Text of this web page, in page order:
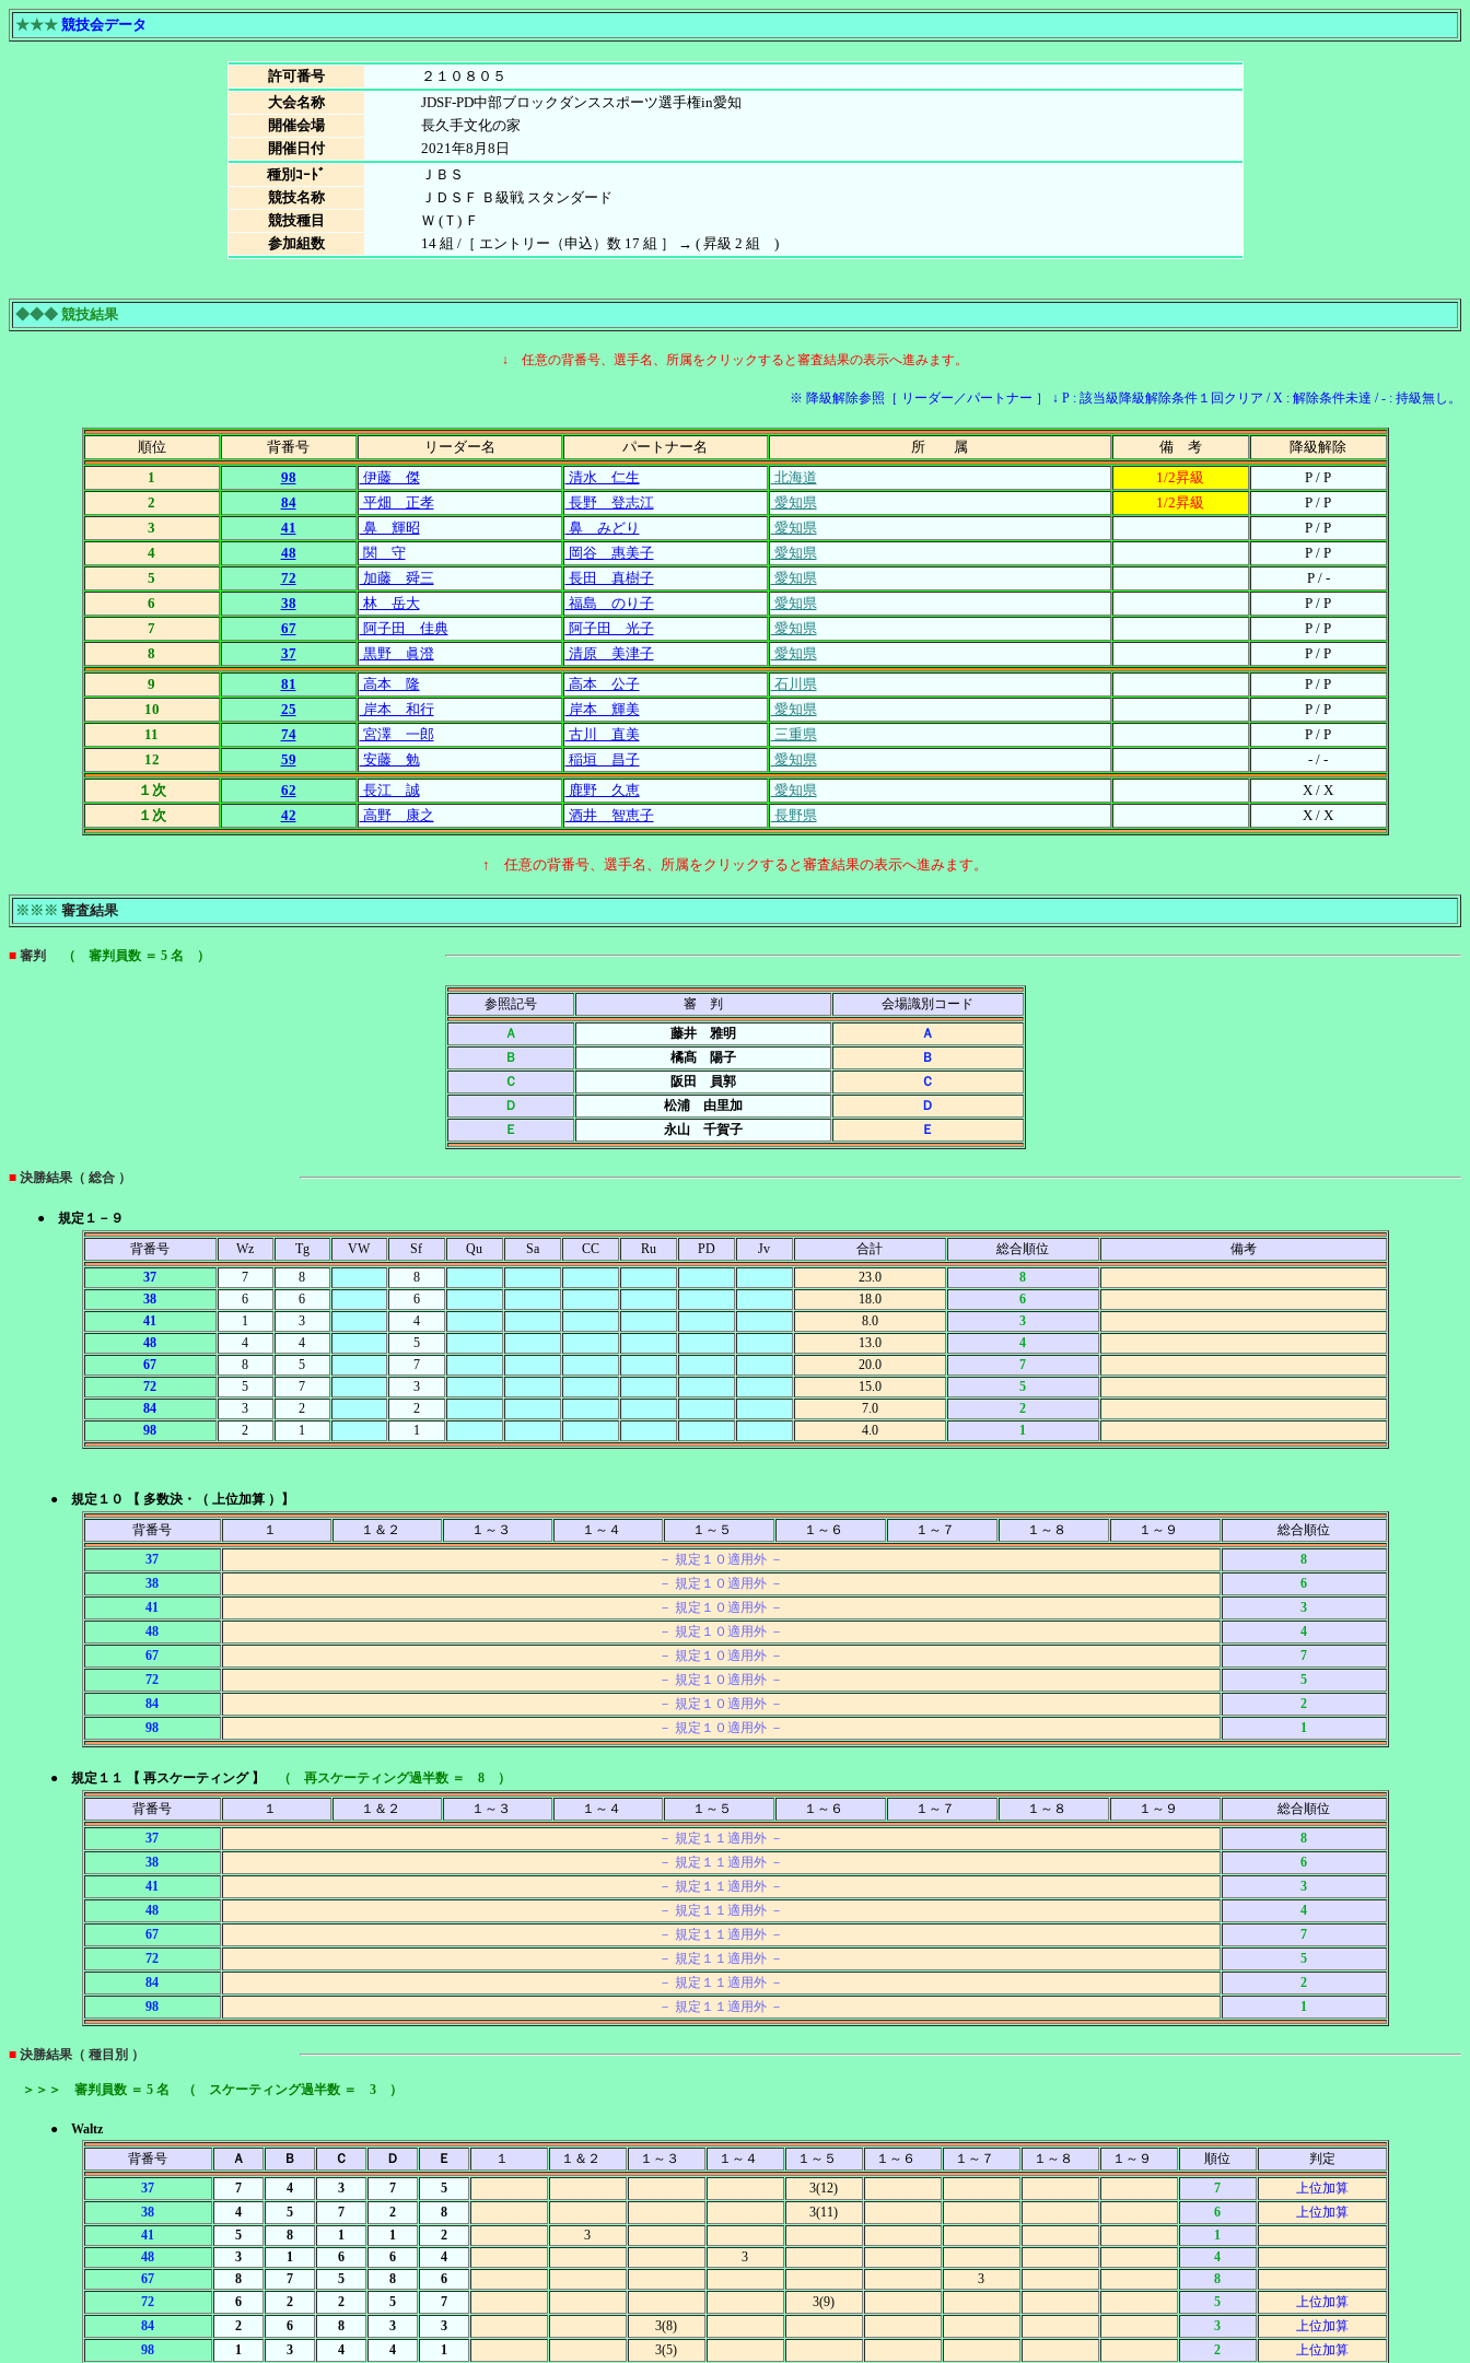
★★★ 競技会データ
許可番号
２１０８０５
大会名称
JDSF-PD中部ブロックダンススポーツ選手権in愛知
開催会場
長久手文化の家
開催日付
2021年8月8日
種別ｺｰﾄﾞ
ＪＢＳ
競技名称
ＪＤＳＦ Ｂ級戦 スタンダード
競技種目
Ｗ (Ｔ) Ｆ
参加組数
14 組 /［ エントリー（申込）数 17 組 ］ → ( 昇級 2 組 )
◆◆◆ 競技結果
↓ 任意の背番号、選手名、所属をクリックすると審査結果の表示へ進みます。
※ 降級解除参照［ リーダー／パートナー ］ ↓ P : 該当級降級解除条件１回クリア / X : 解除条件未達 / - : 持級無し。
順位 背番号 リーダー名 パートナー名 所 属 備 考
降級解除
1
98 伊藤 傑 清水 仁生 北海道 1/2昇級
P / P
2
84 平畑 正孝 長野 登志江 愛知県 1/2昇級
P / P
3
41 鼻 輝昭 鼻 みどり 愛知県
P / P
4
48 関 守 岡谷 惠美子 愛知県
P / P
5
72 加藤 舜三 長田 真樹子 愛知県
P / -
6
38 林 岳大 福島 のり子 愛知県
P / P
7
67 阿子田 佳典 阿子田 光子 愛知県
P / P
8
37 黒野 眞澄 清原 美津子 愛知県
P / P
9
81 高本 隆 高本 公子 石川県
P / P
10
25 岸本 和行 岸本 輝美 愛知県
P / P
11
74 宮澤 一郎 古川 直美 三重県
P / P
12
59 安藤 勉 稲垣 昌子 愛知県
- / -
１次
62 長江 誠 鹿野 久恵 愛知県
X / X
１次
42 高野 康之 酒井 智恵子 長野県 X / X
↑ 任意の背番号、選手名、所属をクリックすると審査結果の表示へ進みます。
※※※ 審査結果
■ 審判 （ 審判員数 ＝ 5 名 ）
参照記号 審 判
会場識別コード
Ａ
藤井 雅明
Ａ
Ｂ
橘髙 陽子
Ｂ
Ｃ
阪田 員郭
Ｃ
Ｄ
松浦 由里加
Ｄ
Ｅ
永山 千賀子 Ｅ
■ 決勝結果（ 総合 ）
● 規定１－９
背番号
Wz Tg VW Sf Qu Sa CC Ru PD Jv 合計 総合順位
備考
37
7 8 8 23.0
8
38
6 6 6 18.0
6
41
1 3 4 8.0
3
48
4 4 5 13.0
4
67
8 5 7 20.0
7
72
5 7 3 15.0
5
84
3 2 2 7.0
2
98
2 1 1 4.0 1
● 規定１０ 【 多数決・（ 上位加算 ）】
背番号
１ １＆２ １～３ １～４ １～５ １～６ １～７ １～８ １～９
総合順位
37
－ 規定１０適用外 －
8
38
－ 規定１０適用外 －
6
41
－ 規定１０適用外 －
3
48
－ 規定１０適用外 －
4
67
－ 規定１０適用外 －
7
72
－ 規定１０適用外 －
5
84
－ 規定１０適用外 －
2
98
－ 規定１０適用外 － 1
● 規定１１ 【 再スケーティング 】
（ 再スケーティング過半数 ＝ 8 ）
背番号
１ １＆２ １～３ １～４ １～５ １～６ １～７ １～８ １～９
総合順位
37
－ 規定１１適用外 －
8
38
－ 規定１１適用外 －
6
41
－ 規定１１適用外 －
3
48
－ 規定１１適用外 －
4
67
－ 規定１１適用外 －
7
72
－ 規定１１適用外 －
5
84
－ 規定１１適用外 －
2
98
－ 規定１１適用外 － 1
■ 決勝結果（ 種目別 ）
＞＞＞ 審判員数 ＝ 5 名 （ スケーティング過半数 ＝ 3 ）
● Waltz
背番号
Ａ Ｂ Ｃ Ｄ Ｅ １ １＆２ １～３ １～４ １～５ １～６ １～７ １～８ １～９ 順位
判定
37
7 4 3 7 5 3(12) 7
上位加算
38
4 5 7 2 8 3(11) 6
上位加算
41
5 8 1 1 2 3
1
48
3 1 6 6 4 3
4
67
8 7 5 8 6 3
8
72
6 2 2 5 7 3(9) 5
上位加算
84
2 6 8 3 3 3(8) 3
上位加算
98
1 3 4 4 1 3(5) 2 上位加算